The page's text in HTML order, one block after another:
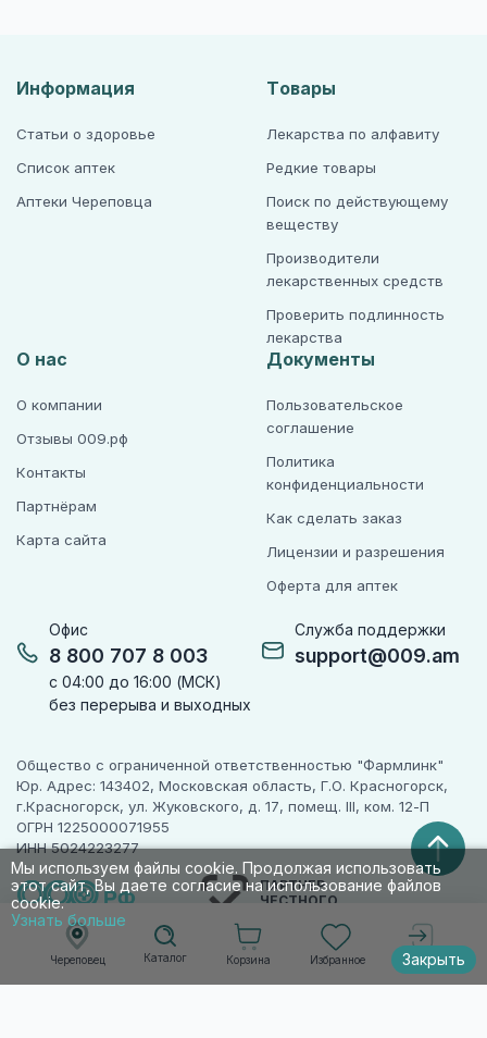
Череповец Каталог Корзина Избранное Войти
Мы используем файлы cookie. Продолжая использовать
этот сайт, Вы даете согласие на использование файлов
cookie.
Узнать больше
Закрыть
Офис
8 800 707 8 003
с 04:00 до 16:00 (МСК)
без перерыва и выходных
Служба поддержки
support@009.am
Информация
Статьи о здоровье
Список аптек
Аптеки Череповца
Товары
Лекарства по алфавиту
Редкие товары
Поиск по действующему
веществу
Производители
лекарственных средств
Проверить подлинность
лекарства
О нас
О компании
Отзывы 009.рф
Контакты
Партнёрам
Карта сайта
Документы
Пользовательское
соглашение
Политика
конфиденциальности
Как сделать заказ
Лицензии и разрешения
Оферта для аптек
Общество с ограниченной ответственностью "Фармлинк"
Юр. Адрес: 143402, Московская область, Г.О. Красногорск,
г.Красногорск, ул. Жуковского, д. 17, помещ. III, ком. 12-П
ОГРН 1225000071955
ИНН 5024223277
ПАРТНЕР
ЧЕСТНОГО